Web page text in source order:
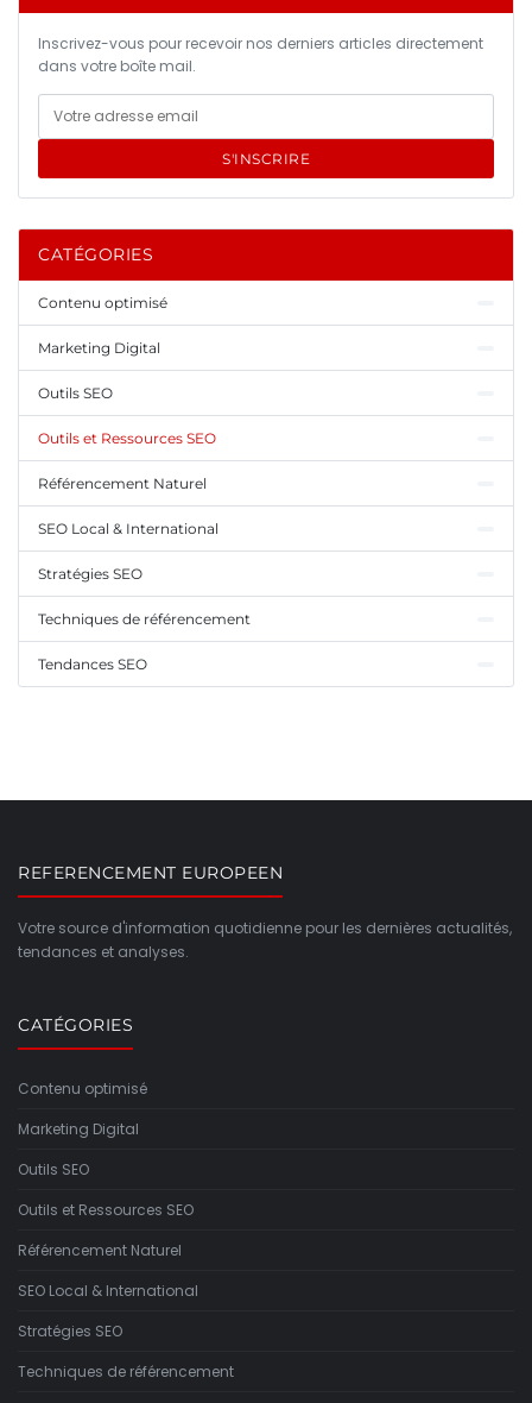
Inscrivez-vous pour recevoir nos derniers articles directement
dans votre boîte mail.
S'INSCRIRE
CATÉGORIES
Contenu optimisé
Marketing Digital
Outils SEO
Outils et Ressources SEO
Référencement Naturel
SEO Local & International
Stratégies SEO
Techniques de référencement
Tendances SEO
REFERENCEMENT EUROPEEN
Votre source d'information quotidienne pour les dernières actualités,
tendances et analyses.
CATÉGORIES
Contenu optimisé
Marketing Digital
Outils SEO
Outils et Ressources SEO
Référencement Naturel
SEO Local & International
Stratégies SEO
Techniques de référencement